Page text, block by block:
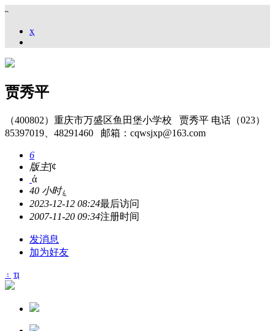
˵
ҳ
贾秀平
（400802）重庆市万盛区鱼田堡小学校 贾秀平 电话（023）
85397019、48291460 邮箱：cqwsjxp@163.com
6
版主ǰȼ
ά
40 小时ۼ
2023-12-12 08:24最后访问
2007-11-20 09:34注册时间
发消息
加为好友
۽ ҵ